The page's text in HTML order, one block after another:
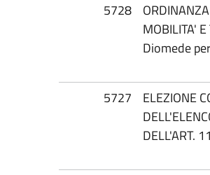
5728
MOBILITA'
Diomede
5727
ELEZIONE
DELL'ART.